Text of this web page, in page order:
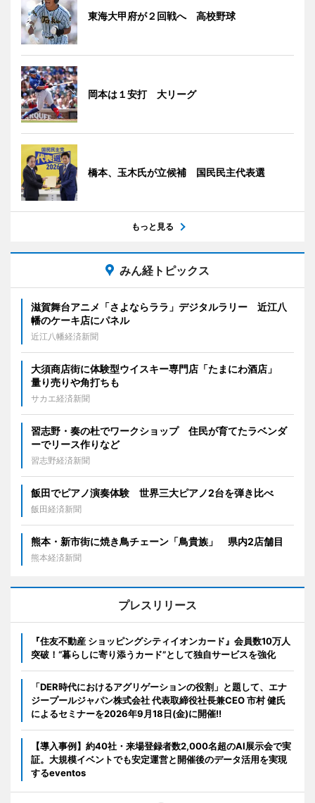
東海大甲府が２回戦へ 高校野球
岡本は１安打 大リーグ
橋本、玉木氏が立候補 国民民主代表選
もっと見る
みん経トピックス
滋賀舞台アニメ「さよならララ」デジタルラリー 近江八
幡のケーキ店にパネル
近江八幡経済新聞
大須商店街に体験型ウイスキー専門店「たまにわ酒店」
量り売りや角打ちも
サカエ経済新聞
習志野・奏の杜でワークショップ 住民が育てたラベンダ
ーでリース作りなど
習志野経済新聞
飯田でピアノ演奏体験 世界三大ピアノ2台を弾き比べ
飯田経済新聞
熊本・新市街に焼き鳥チェーン「鳥貴族」 県内2店舗目
熊本経済新聞
プレスリリース
『住友不動産 ショッピングシティイオンカード』会員数10万人
突破！“暮らしに寄り添うカード”として独自サービスを強化
「DER時代におけるアグリゲーションの役割」と題して、エナ
ジープールジャパン株式会社 代表取締役社長兼CEO 市村 健氏
によるセミナーを2026年9月18日(金)に開催!!
【導入事例】約40社・来場登録者数2,000名超のAI展示会で実
証。大規模イベントでも安定運営と開催後のデータ活用を実現
するeventos